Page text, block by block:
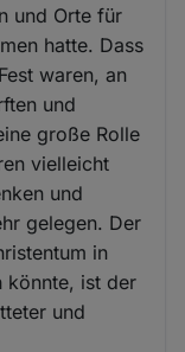
und Orte für
hatte. Dass
waren, an
und
große Rolle
vielleicht
und
gelegen. Der
in
könnte, ist der
und